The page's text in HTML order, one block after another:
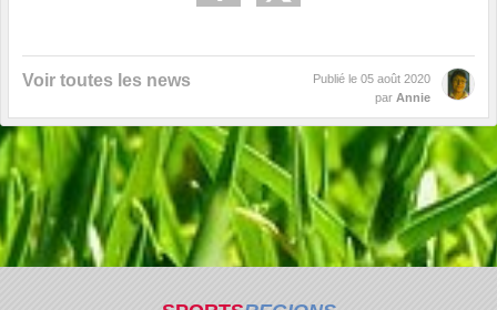
Voir toutes les news Publié le 05 août 2020
par Annie